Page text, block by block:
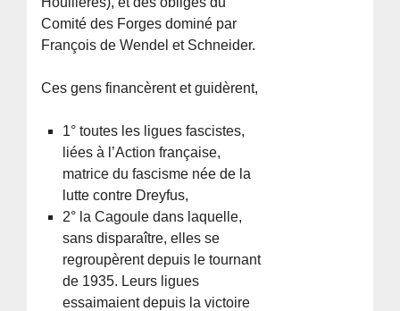
Comité des Forges dominé par
François de Wendel et Schneider.
Ces gens financèrent et guidèrent,
1° toutes les ligues fascistes,
liées à l’Action française,
matrice du fascisme née de la
lutte contre Dreyfus,
2° la Cagoule dans laquelle,
sans disparaître, elles se
regroupèrent depuis le tournant
de 1935. Leurs ligues
essaimaient depuis la victoire